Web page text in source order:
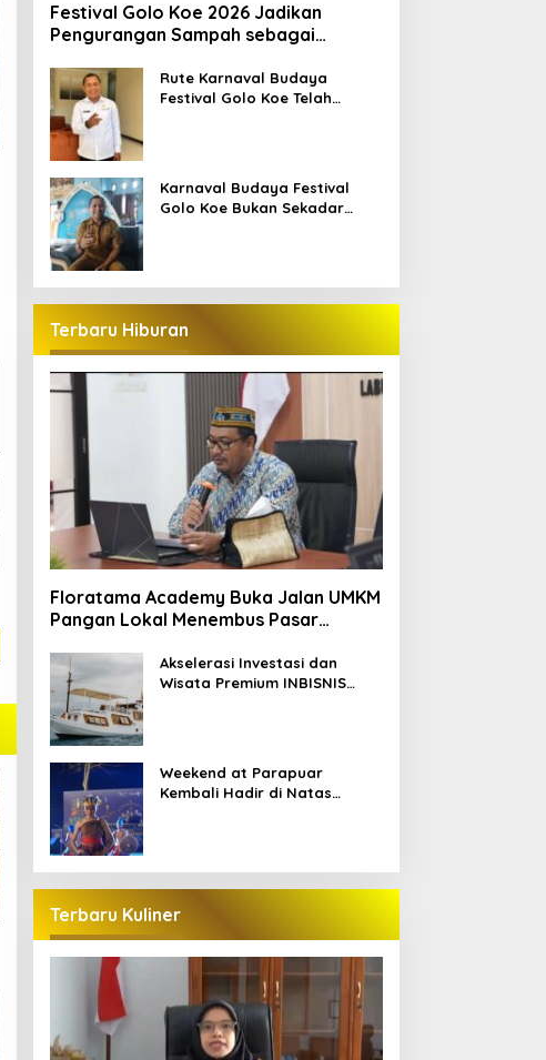
Festival Golo Koe 2026 Jadikan
Pengurangan Sampah sebagai
Bajo
Rute Karnaval Budaya
Festival Golo Koe Telah
Karnaval Budaya Festival
Golo Koe Bukan Sekadar
Terbaru Hiburan
Floratama Academy Buka Jalan UMKM
Pangan Lokal Menembus Pasar
Akselerasi Investasi dan
Wisata Premium INBISNIS
Weekend at Parapuar
Kembali Hadir di Natas
Terbaru Kuliner